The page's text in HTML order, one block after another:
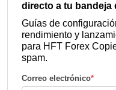
directo a tu bandeja
Guías de
rendimiento y
para HFT Forex
spam.
Correo electrónico*